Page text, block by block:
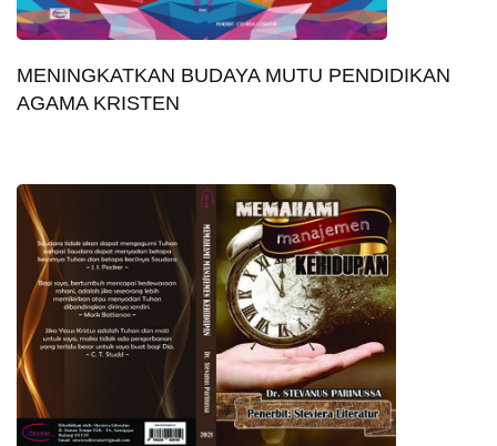
MENINGKATKAN BUDAYA MUTU PENDIDIKAN
AGAMA KRISTEN